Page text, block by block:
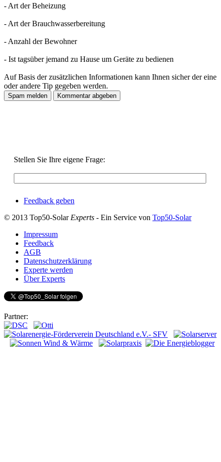
- Art der Beheizung
- Art der Brauchwasserbereitung
- Anzahl der Bewohner
- Ist tagsüber jemand zu Hause um Geräte zu bedienen
Auf Basis der zusätzlichen Informationen kann Ihnen sicher der eine
oder andere Tip gegeben werden.
Stellen Sie Ihre eigene Frage:
Feedback geben
© 2013 Top50-Solar Experts - Ein Service von Top50-Solar
Impressum
Feedback
AGB
Datenschutzerklärung
Experte werden
Über Experts
Partner: